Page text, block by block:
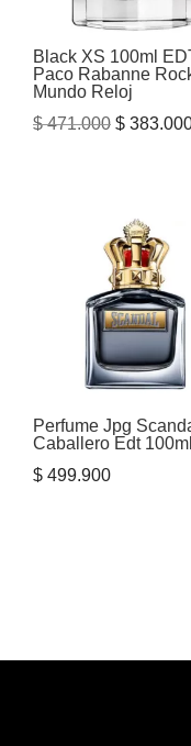
Black XS 100ml
Paco Rabanne
Mundo Reloj
$471.000 El
$ 471.000.
$
Perfume Jpg
Caballero Edt 100ml
$ 499.900